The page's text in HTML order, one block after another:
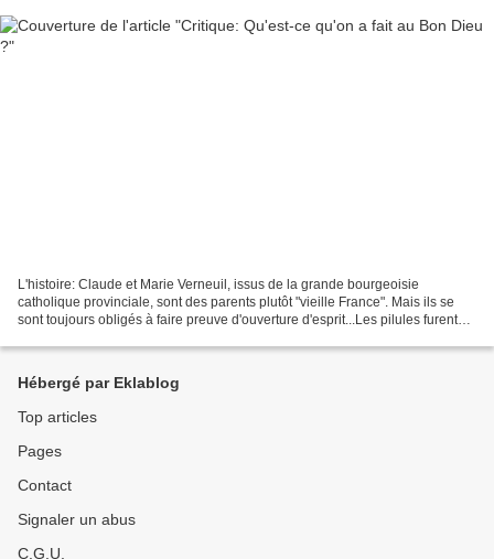
L'histoire: Claude et Marie Verneuil, issus de la grande bourgeoisie
catholique provinciale, sont des parents plutôt "vieille France". Mais ils se
sont toujours obligés à faire preuve d'ouverture d'esprit...Les pilules furent
Hébergé par Eklablog
Top articles
Pages
Contact
Signaler un abus
C.G.U.